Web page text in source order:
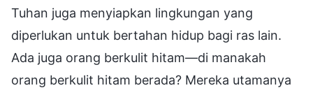
Tuhan juga menyiapkan lingkungan yang
diperlukan untuk bertahan hidup bagi ras lain.
Ada juga orang berkulit hitam—di manakah
orang berkulit hitam berada? Mereka utamanya